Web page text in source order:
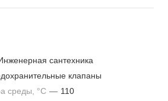
сантехника
клапаны
среды, °С — 110